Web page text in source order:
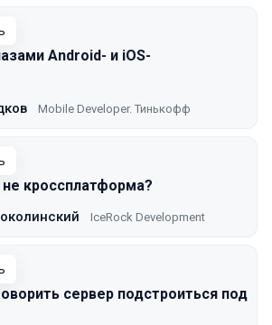
Android- и iOS-
Mobile Developer. Тинькофф
кроссплатформа?
IceRock Development
сервер подстроиться под